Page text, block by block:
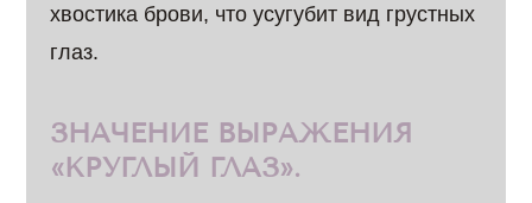
хвостика брови, что усугубит вид грустных
глаз.
ЗНАЧЕНИЕ ВЫРАЖЕНИЯ
«КРУГЛЫЙ ГЛАЗ».